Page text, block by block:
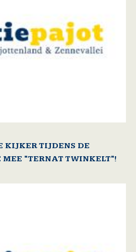
KIJKER TIJDENS DE
MEE "TERNAT TWINKELT"!